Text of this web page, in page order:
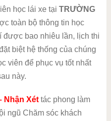
học lái xe tại TRƯỜNG
toàn bộ thông tin học
được bao nhiêu lần, lịch thi
biệt hệ thống của chúng
viên để phục vụ tốt nhất
này.
Nhận Xéttác phong làm
ngũ Chăm sóc khách